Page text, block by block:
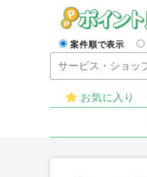
案件順で表示
お気に入り